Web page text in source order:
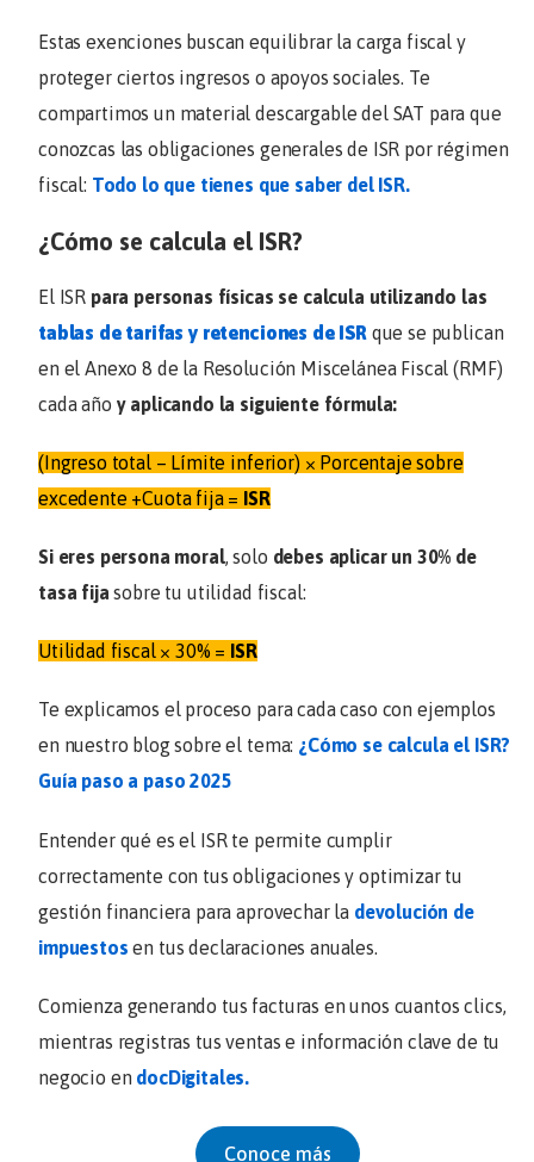
Estas exenciones buscan equilibrar la carga fiscal y
proteger ciertos ingresos o apoyos sociales. Te
compartimos un material descargable del SAT para que
conozcas las obligaciones generales de ISR por régimen
fiscal: Todo lo que tienes que saber del ISR.
¿Cómo se calcula el ISR?
El ISR para personas físicas se calcula utilizando las
tablas de tarifas y retenciones de ISR que se publican
en elAnexo 8 de la Resolución Miscelánea Fiscal (RMF)
cada año y aplicando la siguiente fórmula:
(Ingreso total – Límite inferior) × Porcentaje sobre
excedente +Cuota fija = ISR
Si eres persona moral, solo debes aplicar un 30% de
tasa fijasobre tu utilidad fiscal:
Utilidad fiscal × 30% = ISR
Te explicamos el proceso para cada caso con ejemplos
en nuestro blog sobre el tema: ¿Cómo se calcula el ISR?
Guía paso a paso 2025
Entender qué es el ISR te permite cumplir
correctamente con tus obligaciones y optimizar tu
gestión financiera para aprovechar la devolución de
impuestos en tus declaraciones anuales.
Comienza generando tus facturas en unos cuantos clics,
mientras registras tus ventas e información clave de tu
negocio en docDigitales.
Conoce más